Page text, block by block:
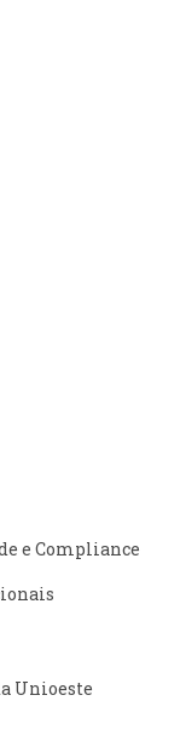
e Compliance
Unioeste